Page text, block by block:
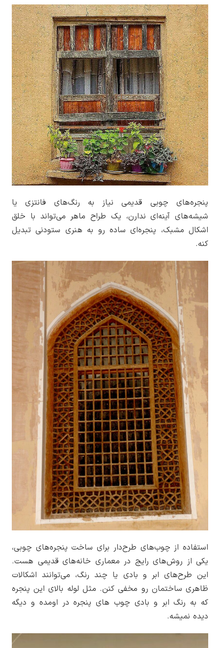
پنجره‌های چوبی قدیمی نیاز به رنگ‌های فانتزی یا
شیشه‌های آینه‌ای ندارن، یک طراح ماهر می‌تواند با خلق
اشکال مشبک، پنجره‌ای ساده رو به هنری ستودنی تبدیل
کنه.
استفاده از چوب‌های طرح‌دار برای ساخت پنجره‌های چوبی،
یکی از روش‌های رایج در معماری خانه‌های قدیمی‌ هست.
این طرح‌های ابر و بادی یا چند رنگ، می‌توانند اشکالات
ظاهری ساختمان رو مخفی کنن. مثل لوله بالای این پنجره
که به رنگ ابر و بادی چوب های پنجره در اومده و دیگه
دیده نمیشه.